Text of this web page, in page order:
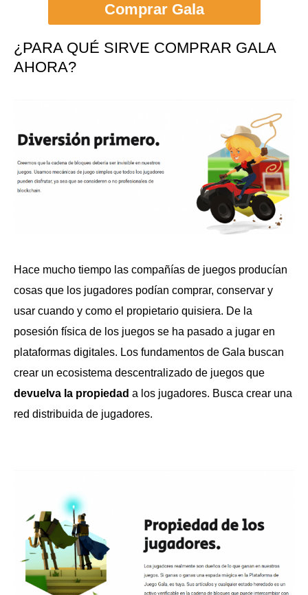
Comprar Gala
¿PARA QUÉ SIRVE COMPRAR GALA
AHORA?
Hace mucho tiempo las compañías de juegos producían
cosas que los jugadores podían comprar, conservar y
usar cuando y como el propietario quisiera. De la
posesión física de los juegos se ha pasado a jugar en
plataformas digitales. Los fundamentos de Gala buscan
crear un ecosistema descentralizado de juegos que
devuelva la propiedad a los jugadores. Busca crear una
red distribuida de jugadores.